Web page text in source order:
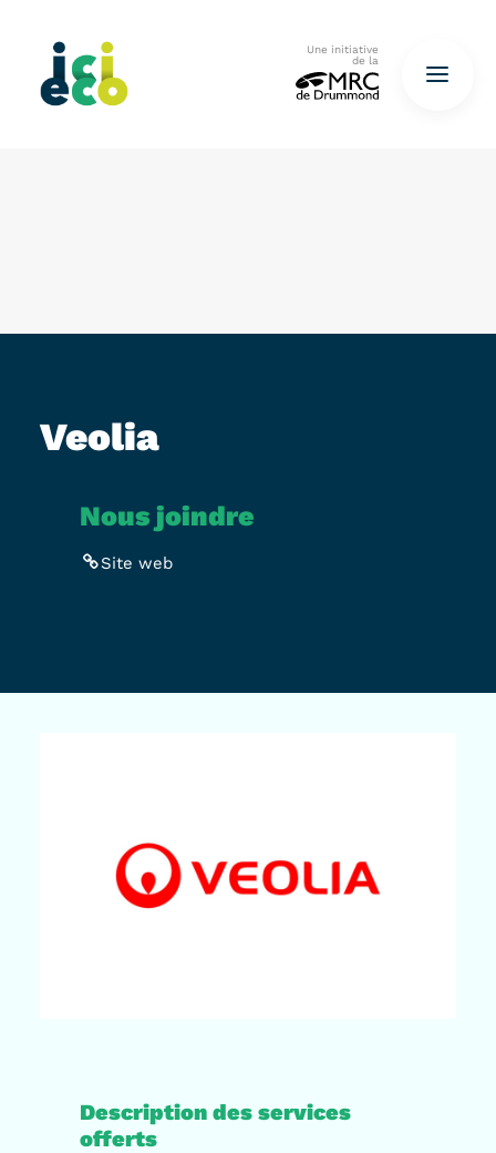
Une initiative
de la
Veolia
Nous joindre
Site web
Description des services
offerts